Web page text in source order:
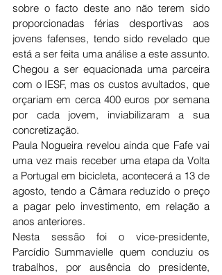
sobre o facto deste ano não terem sido
proporcionadas férias desportivas aos
jovens fafenses, tendo sido revelado que
está a ser feita uma análise a este assunto.
Chegou a ser equacionada uma parceira
com o IESF, mas os custos avultados, que
orçariam em cerca 400 euros por semana
por cada jovem, inviabilizaram a sua
concretização.
Paula Nogueira revelou ainda que Fafe vai
uma vez mais receber uma etapa da Volta
a Portugal em bicicleta, acontecerá a 13 de
agosto, tendo a Câmara reduzido o preço
a pagar pelo investimento, em relação a
anos anteriores.
Nesta sessão foi o vice-presidente,
Parcídio Summavielle quem conduziu os
trabalhos, por ausência do presidente,